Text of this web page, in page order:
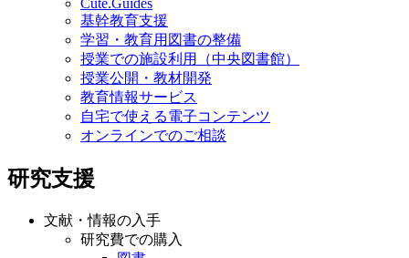
Cute.Guides
基幹教育支援
学習・教育用図書の整備
授業での施設利用（中央図書館）
授業公開・教材開発
教育情報サービス
自宅で使える電子コンテンツ
オンラインでのご相談
研究支援
文献・情報の入手
研究費での購入